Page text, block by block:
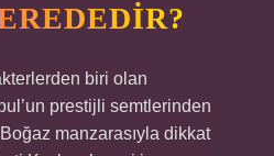
biri olan
prestijli semtlerinden
manzarasıyla dikkat